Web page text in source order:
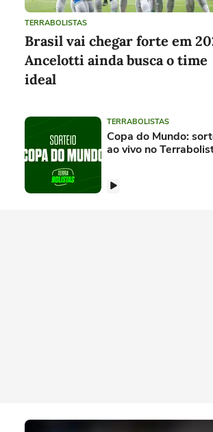
TERRABOLISTAS
Brasil vai chegar forte em
Ancelotti ainda busca o time
ideal
TERRABOLISTAS
Copa do Mundo:
ao vivo no